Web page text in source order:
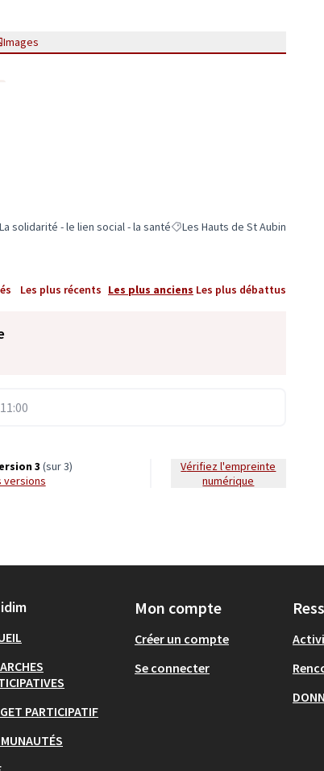
Images
les résultats de la catégorie : La solidarité - le lien social - la
La solidarité - le lien social - la santéFiltrer les résultats pour le
Les Hauts de St Aubin
Les plus récents Les plus anciens Les plus débattus
3 (sur 3)
versions
Vérifiez l'empreinte
numérique
PARTICIPATIF
Mon compte
Créer un compte
Se connecter